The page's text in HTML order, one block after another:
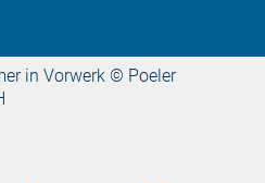
in Vorwerk © Poeler